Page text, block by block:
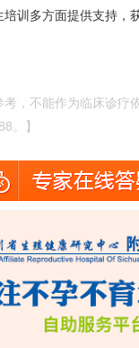
训多方面提供支持，
考，不能作为临床诊
。】